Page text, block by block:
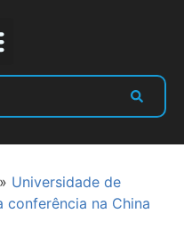
» Universidade de
conferência na China